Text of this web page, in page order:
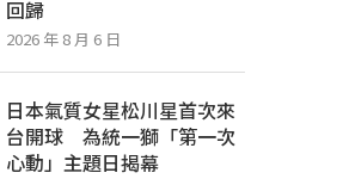
回歸
2026 年 8 月 6 日
日本氣質女星松川星首次來
台開球 為統一獅「第一次
心動」主題日揭幕